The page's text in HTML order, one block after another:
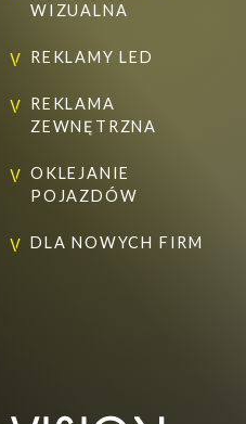
WIZUALNA
REKLAMY LED
REKLAMA
ZEWNĘTRZNA
OKLEJANIE
POJAZDÓW
DLA NOWYCH FIRM